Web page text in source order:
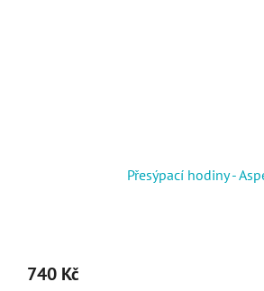
Přesýpací hodiny -
740 Kč